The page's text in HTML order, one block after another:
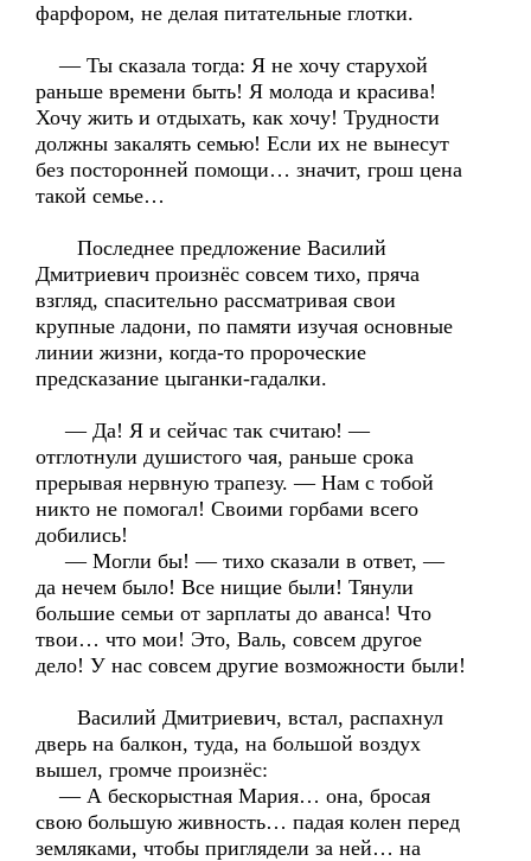
фарфором, не делая питательные глотки.
— Ты сказала тогда: Я не хочу старухой
раньше времени быть! Я молода и красива!
Хочу жить и отдыхать, как хочу! Трудности
должны закалять семью! Если их не вынесут
без посторонней помощи… значит, грош цена
такой семье…
Последнее предложение Василий
Дмитриевич произнёс совсем тихо, пряча
взгляд, спасительно рассматривая свои
крупные ладони, по памяти изучая основные
линии жизни, когда-то пророческие
предсказание цыганки-гадалки.
— Да! Я и сейчас так считаю! —
отглотнули душистого чая, раньше срока
прерывая нервную трапезу. — Нам с тобой
никто не помогал! Своими горбами всего
добились!
— Могли бы! — тихо сказали в ответ, —
да нечем было! Все нищие были! Тянули
большие семьи от зарплаты до аванса! Что
твои… что мои! Это, Валь, совсем другое
дело! У нас совсем другие возможности были!
Василий Дмитриевич, встал, распахнул
дверь на балкон, туда, на большой воздух
вышел, громче произнёс:
— А бескорыстная Мария… она, бросая
свою большую живность… падая колен перед
земляками, чтобы приглядели за ней… на